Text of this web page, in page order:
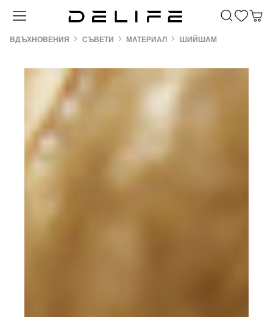
Преминете към основното съдържание
ВДЪХНОВЕНИЯ СЪВЕТИ МАТЕРИАЛ ШИЙШАМ